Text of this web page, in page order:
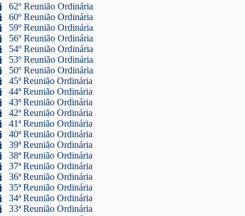
62º Reunião Ordinária
60º Reunião Ordinária
59º Reunião Ordinária
56º Reunião Ordinária
54º Reunião Ordinária
53º Reunião Ordinária
50º Reunião Ordinária
45ª Reunião Ordinária
44ª Reunião Ordinária
43ª Reunião Ordinária
42ª Reunião Ordinária
41ª Reunião Ordinária
40ª Reunião Ordinária
39ª Reunião Ordinária
38ª Reunião Ordinária
37ª Reunião Ordinária
36ª Reunião Ordinária
35ª Reunião Ordinária
34ª Reunião Ordinária
33ª Reunião Ordinária